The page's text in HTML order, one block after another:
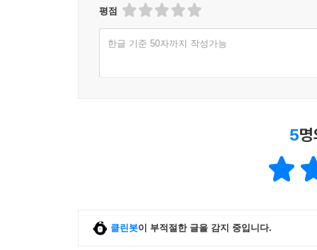
힘든 조건에도 불구하고 저자와 함께하며 또
가능했던 일이다. 저자는 그들의 이야기를 통해
마치 한 편의 영화처럼 감동적으로 보여준다. “
속에서 자아 존중감을 키워 나간다.
주는 일이말로 아이들이 더 깊은 범죄의 구렁에
하려는 일 또한 아이들에게 잃어버린 추억을 소
‘천종호 판사와 함께 세상을 만들어가는 사람
평점
한글 기준 50자까지 작성가능
5
클린봇이 부적절한 글을 감지 중입니다.